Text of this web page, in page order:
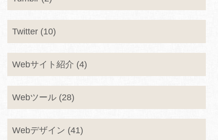
Twitter (10)
Webサイト紹介 (4)
Webツール (28)
Webデザイン (41)